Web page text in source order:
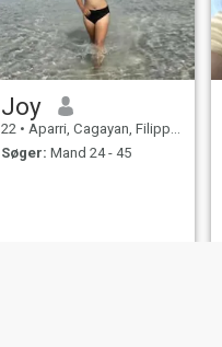
Joy
22 • Aparri, Cagayan, Filippinerne
Søger: Mand 24 - 45